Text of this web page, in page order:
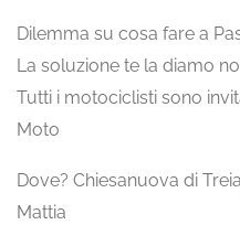
Dilemma su cosa fare a
La soluzione te la diamo
Tutti i motociclisti sono
Moto
Dove? Chiesanuova di
Mattia